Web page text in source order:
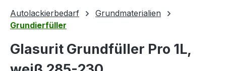
Autolackierbedarf
Grundmaterialien
Grundierfüller
Glasurit Grundfüller Pro 1L,